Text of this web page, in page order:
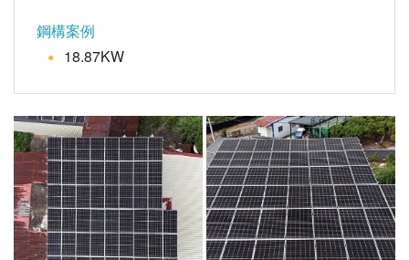
鋼構案例
● 18.87KW